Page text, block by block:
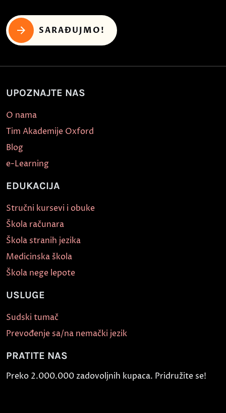
SARAĐUJMO!
UPOZNAJTE NAS
O nama
Tim Akademije Oxford
Blog
e-Learning
EDUKACIJA
Stručni kursevi i obuke
Škola računara
Škola stranih jezika
Medicinska škola
Škola nege lepote
USLUGE
Sudski tumač
Prevođenje sa/na nemački jezik
PRATITE NAS
Preko 2.000.000 zadovoljnih kupaca. Pridružite se!